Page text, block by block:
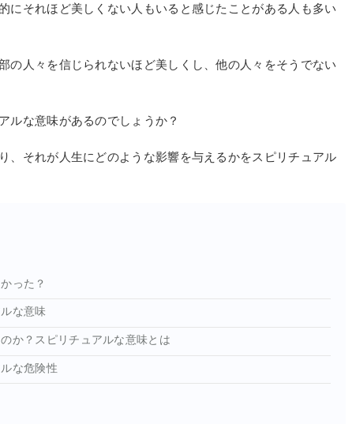
にそれほど美しくない人もいると感じたことがある人も多い
の人々を信じられないほど美しくし、他の人々をそうでない
ルな意味があるのでしょうか？
、それが人生にどのような影響を与えるかをスピリチュアル
った？
な意味
か？スピリチュアルな意味とは
な危険性